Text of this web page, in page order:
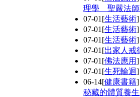
理學 聖嚴法
07-01 [生活藝術
07-01 [生活藝術
07-01 [生活藝術
07-01 [出家人戒
07-01 [佛法應用
07-01 [生死輪迴
06-14[健康書籍
秘藏的體質養